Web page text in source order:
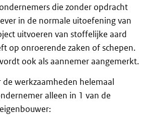
die zonder opdracht
in de normale uitoefening van
uitvoeren van stoffelijke aard
op onroerende zaken of schepen.
ook als aannemer aangemerkt.
werkzaamheden helemaal
alleen in 1 van de